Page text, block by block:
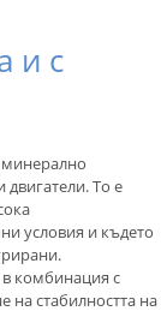
и с
минерално
двигатели. То е
условия и където
комбинация с
на стабилността на